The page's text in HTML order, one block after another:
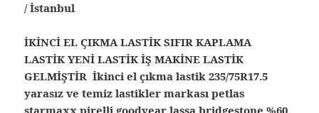
/ İstanbul
İKİNCİ EL ÇIKMA LASTİK SIFIR KAPLAMA
LASTİK YENİ LASTİK İŞ MAKİNE LASTİK
GELMİŞTİR İkinci el çıkma lastik 235/75R17.5
yarasız ve temiz lastikler markası petlas